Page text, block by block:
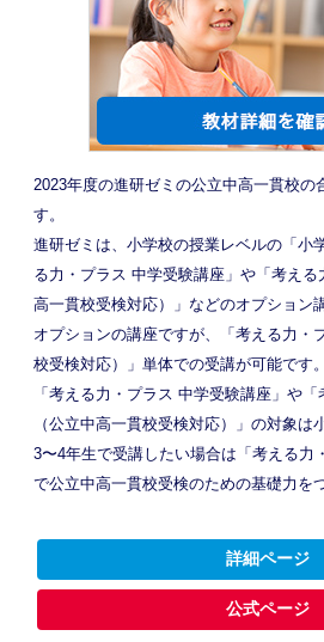
2023年度の進研ゼミの公立中高一貫校の
す。
進研ゼミは、小学校の授業レベルの「小
る力・プラス 中学受験講座」や「考え
高一貫校受検対応）」などのオプション
オプションの講座ですが、「考える力・
校受検対応）」単体での受講が可能です。
「考える力・プラス 中学受験講座」や
（公立中高一貫校受検対応）」の対象は
3〜4年生で受講したい場合は「考える力
で公立中高一貫校受検のための基礎力を
詳細ページ
公式ページ